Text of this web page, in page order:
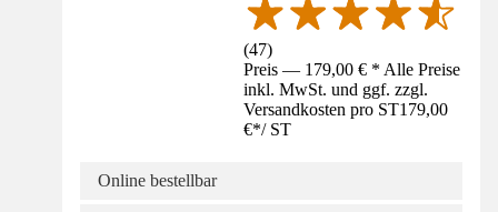
(47)
Preis — 179,00 € * Alle Preise
inkl. MwSt. und ggf. zzgl.
Versandkosten pro ST179,00
€*/ ST
Online bestellbar